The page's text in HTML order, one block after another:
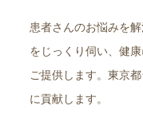
患者さんのお悩みを
をじっくり伺い、健
ご提供します。東京
に貢献します。